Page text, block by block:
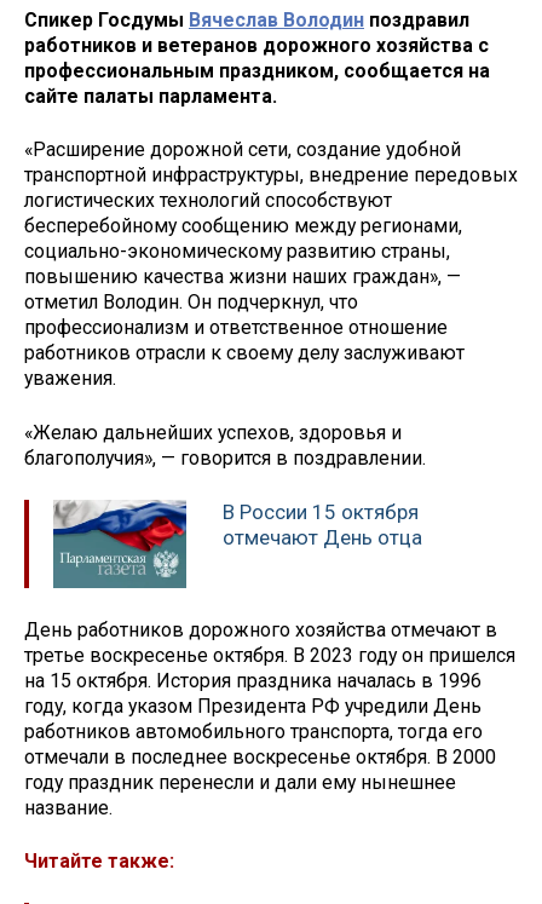
Спикер Госдумы Вячеслав Володин поздравил
работников и ветеранов дорожного хозяйства с
профессиональным праздником, сообщается на
сайте палаты парламента.
«Расширение дорожной сети, создание удобной
транспортной инфраструктуры, внедрение передовых
логистических технологий способствуют
бесперебойному сообщению между регионами,
социально-экономическому развитию страны,
повышению качества жизни наших граждан», —
отметил Володин. Он подчеркнул, что
профессионализм и ответственное отношение
работников отрасли к своему делу заслуживают
уважения.
«Желаю дальнейших успехов, здоровья и
благополучия», — говорится в поздравлении.
В России 15 октября
отмечают День отца
День работников дорожного хозяйства отмечают в
третье воскресенье октября. В 2023 году он пришелся
на 15 октября. История праздника началась в 1996
году, когда указом Президента РФ учредили День
работников автомобильного транспорта, тогда его
отмечали в последнее воскресенье октября. В 2000
году праздник перенесли и дали ему нынешнее
название.
Читайте также: